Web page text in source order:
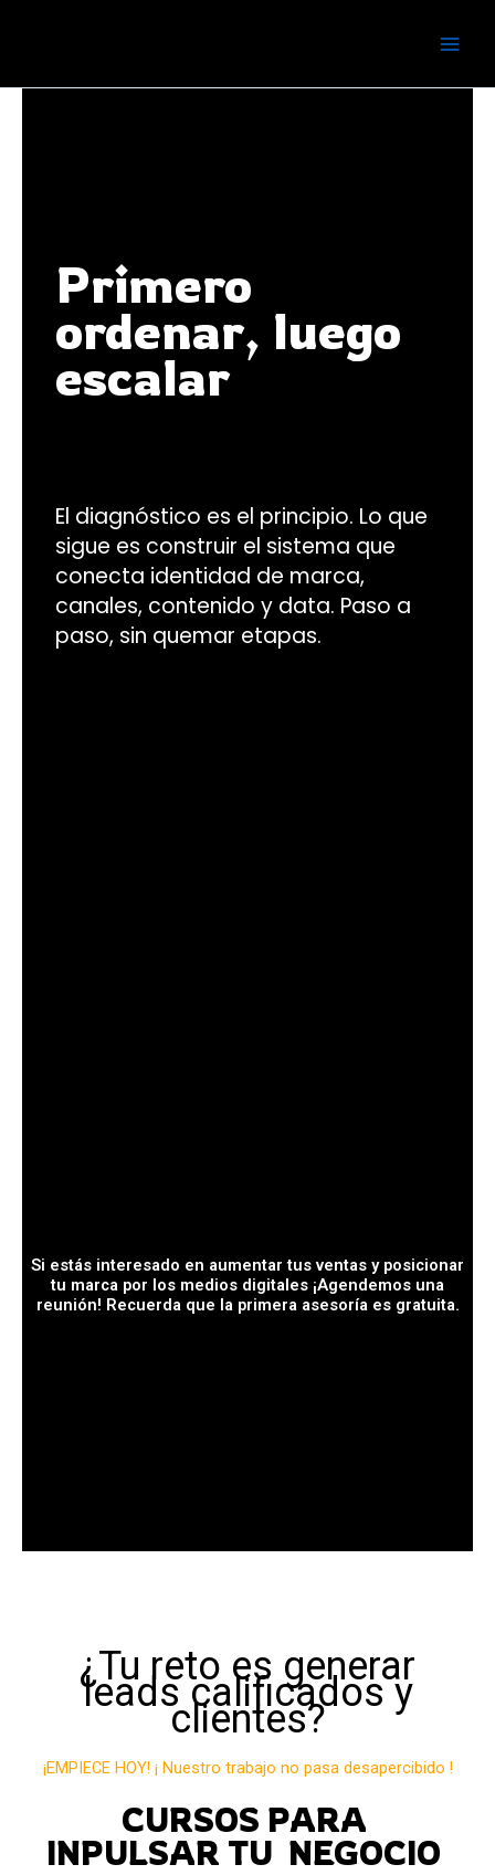
Primero
ordenar, luego
escalar
El diagnóstico es el principio. Lo que
sigue es construir el sistema que
conecta identidad de marca,
canales, contenido y data. Paso a
paso, sin quemar etapas.
Si estás interesado en aumentar tus ventas y posicionar
tu marca por los medios digitales ¡Agendemos una
reunión! Recuerda que la primera asesoría es gratuita.
¿Tu reto es generar
leads calificados y
clientes?
¡EMPIECE HOY! ¡ Nuestro trabajo no pasa desapercibido !
CURSOS PARA
INPULSAR TU NEGOCIO